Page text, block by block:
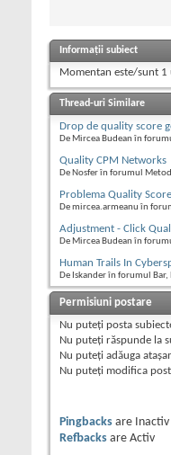
Informații subiect
Momentan este/sunt 1
Thread-uri Similare
Drop de quality score
De Mircea Budean în
Quality CPM Networks
De Nosfer în forumul
Problema Quality Score
De mircea.armeanu în
Adjustment - Click
De Mircea Budean în
Human Trails In
De Iskander în forumul Bar,
Permisiuni postare
Nu puteţi posta
Nu puteţi răspunde la
Nu puteţi adăuga
Nu puteţi modifica
Pingbacks are
Inactiv
Refbacks are Activ